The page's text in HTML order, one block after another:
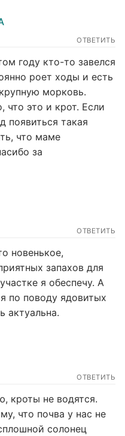
ОТВЕТИТЬ
году кто-то завелся
роет ходы и есть
морковь.
что это и крот. Если
появиться такая
что маме
за
ОТВЕТИТЬ
новенькое,
запахов для
я обеспечу. А
по поводу ядовитых
актуальна.
ОТВЕТИТЬ
кроты не водятся.
что почва у нас не
солонец